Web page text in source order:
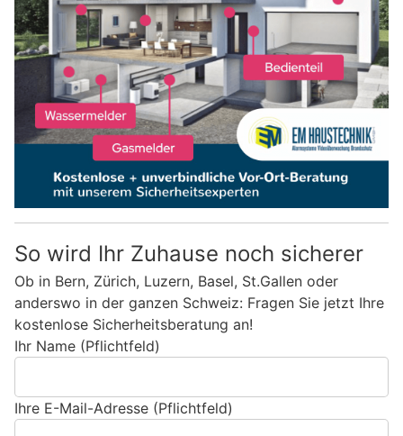
So wird Ihr Zuhause noch sicherer
Ob in Bern, Zürich, Luzern, Basel, St.Gallen oder
anderswo in der ganzen Schweiz: Fragen Sie jetzt Ihre
kostenlose Sicherheitsberatung an!
Ihr Name (Pflichtfeld)
Ihre E-Mail-Adresse (Pflichtfeld)